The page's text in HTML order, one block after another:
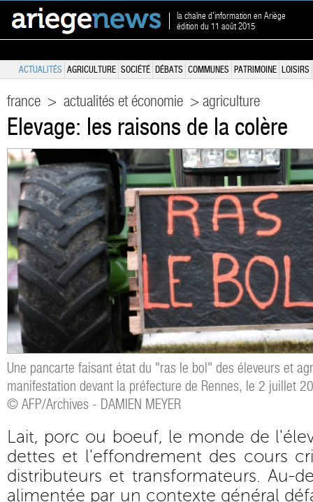
la chaîne d'information en Ariège
édition du 11 août 2015
ACTUALITÉS AGRICULTURE SOCIÉTÉ DÉBATS COMMUNES PATRIMOINE LOISIRS
france > actualités et économie > agriculture
Elevage: les raisons de la colère
Une pancarte faisant état du "ras le bol" des éleveurs et
manifestation devant la préfecture de Rennes, le 2 juillet
© AFP/Archives - DAMIEN MEYER
Lait, porc ou boeuf, le monde de
dettes et l'effondrement des cours
distributeurs et transformateurs. Au-
alimentée par un contexte général